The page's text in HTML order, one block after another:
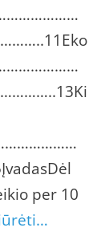
per 10